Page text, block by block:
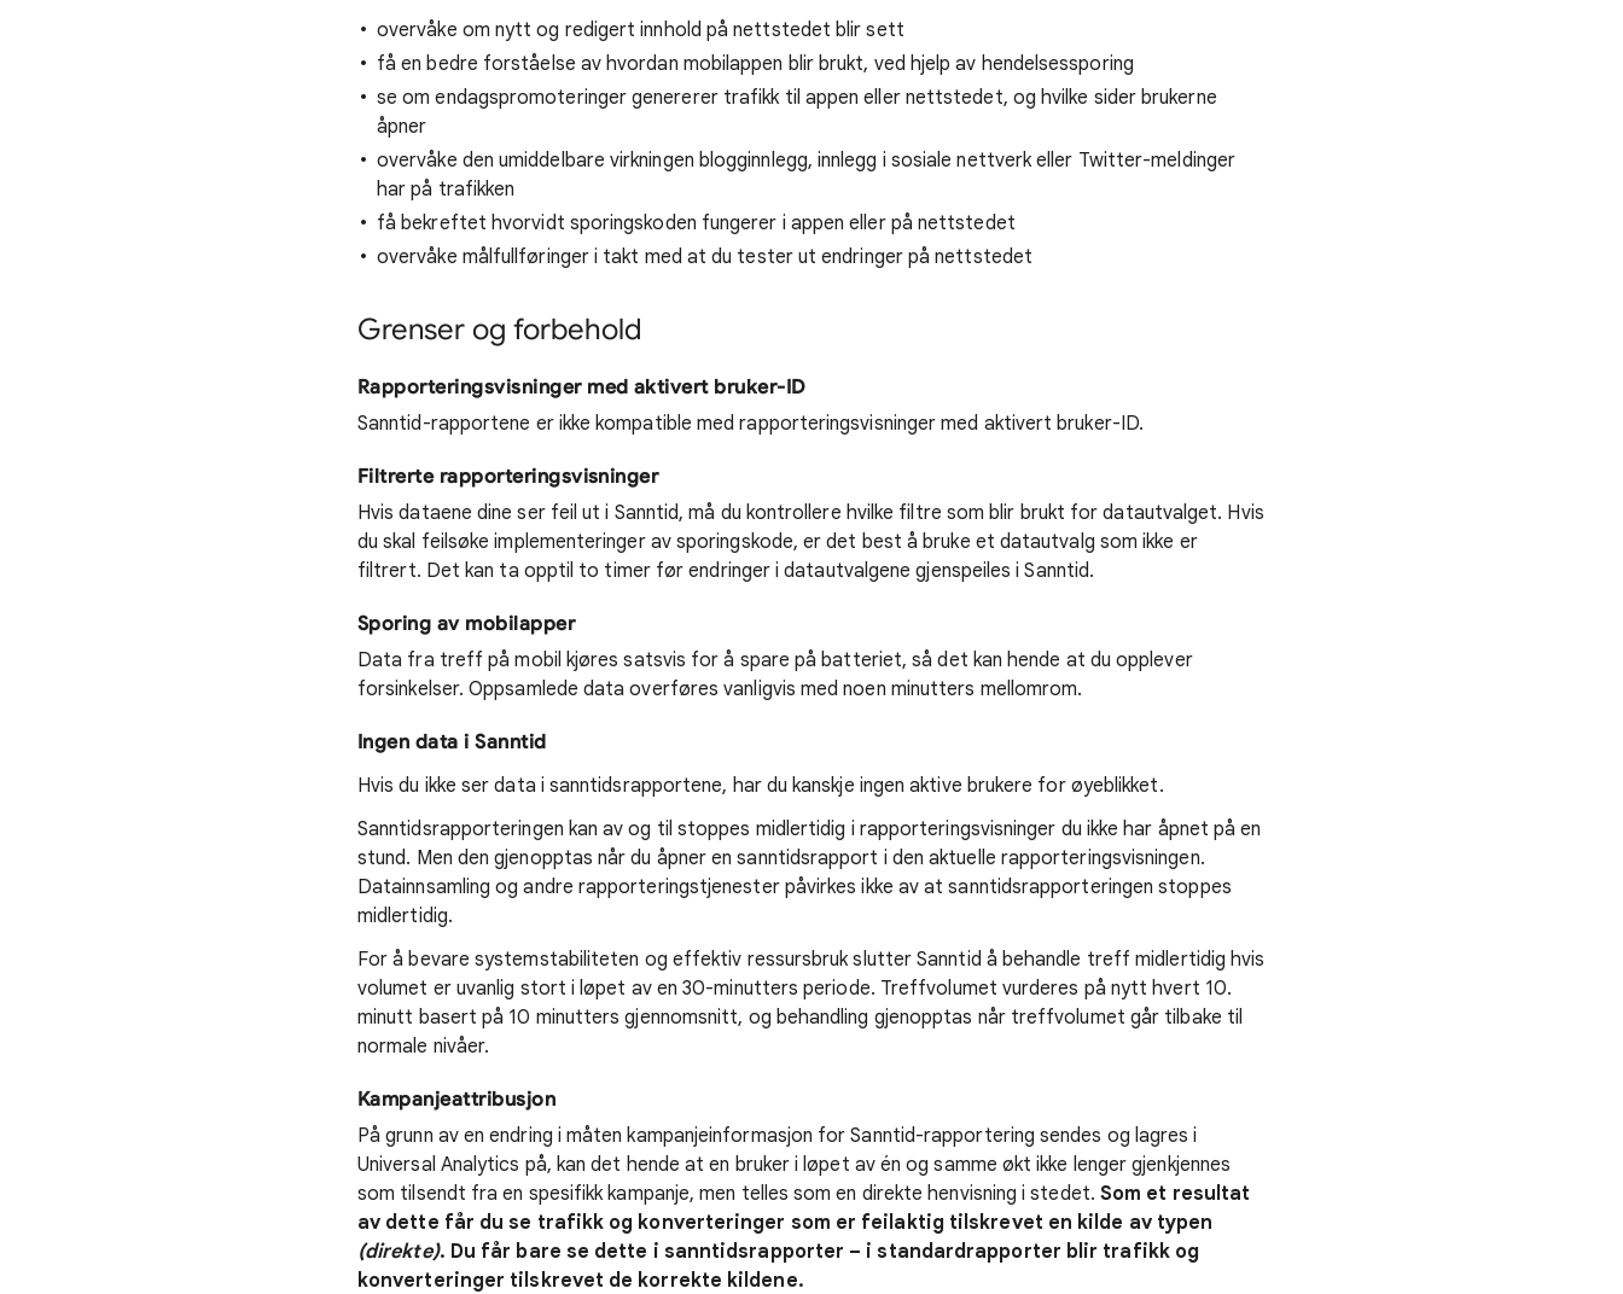
overvåke om nytt og redigert innhold på nettstedet blir sett
få en bedre forståelse av hvordan mobilappen blir brukt, ved hjelp av hendelsessporing
se om endagspromoteringer genererer trafikk til appen eller nettstedet, og hvilke sider brukerne
åpner
overvåke den umiddelbare virkningen blogginnlegg, innlegg i sosiale nettverk eller Twitter-meldinger
har på trafikken
få bekreftet hvorvidt sporingskoden fungerer i appen eller på nettstedet
overvåke målfullføringer i takt med at du tester ut endringer på nettstedet
Grenser og forbehold
Rapporteringsvisninger med aktivert bruker-ID
Sanntid-rapportene er ikke kompatible med rapporteringsvisninger med aktivert bruker-ID.
Filtrerte rapporteringsvisninger
Hvis dataene dine ser feil ut i Sanntid, må du kontrollere hvilke filtre som blir brukt for datautvalget. Hvis
du skal feilsøke implementeringer av sporingskode, er det best å bruke et datautvalg som ikke er
filtrert. Det kan ta opptil to timer før endringer i datautvalgene gjenspeiles i Sanntid.
Sporing av mobilapper
Data fra treff på mobil kjøres satsvis for å spare på batteriet, så det kan hende at du opplever
forsinkelser. Oppsamlede data overføres vanligvis med noen minutters mellomrom.
Ingen data i Sanntid
Hvis du ikke ser data i sanntidsrapportene, har du kanskje ingen aktive brukere for øyeblikket.
Sanntidsrapporteringen kan av og til stoppes midlertidig i rapporteringsvisninger du ikke har åpnet på en
stund. Men den gjenopptas når du åpner en sanntidsrapport i den aktuelle rapporteringsvisningen.
Datainnsamling og andre rapporteringstjenester påvirkes ikke av at sanntidsrapporteringen stoppes
midlertidig.
For å bevare systemstabiliteten og effektiv ressursbruk slutter Sanntid å behandle treff midlertidig hvis
volumet er uvanlig stort i løpet av en 30-minutters periode. Treffvolumet vurderes på nytt hvert 10.
minutt basert på 10 minutters gjennomsnitt, og behandling gjenopptas når treffvolumet går tilbake til
normale nivåer.
Kampanjeattribusjon
På grunn av en endring i måten kampanjeinformasjon for Sanntid-rapportering sendes og lagres i
Universal Analytics på, kan det hende at en bruker i løpet av én og samme økt ikke lenger gjenkjennes
som tilsendt fra en spesifikk kampanje, men telles som en direkte henvisning i stedet. Som et resultat
av dette får du se trafikk og konverteringer som er feilaktig tilskrevet en kilde av typen
(direkte). Du får bare se dette i sanntidsrapporter – i standardrapporter blir trafikk og
konverteringer tilskrevet de korrekte kildene.